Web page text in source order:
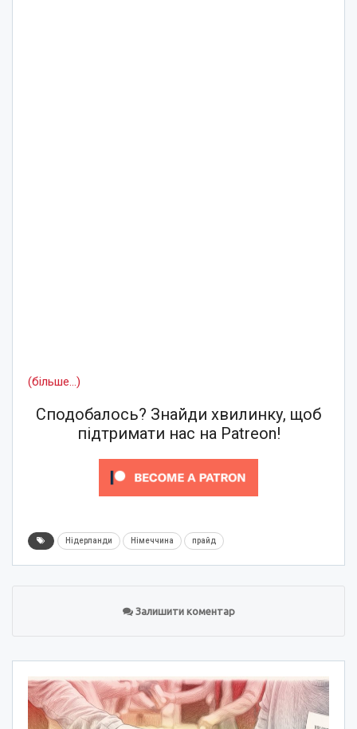
(більше…)
Сподобалось? Знайди хвилинку, щоб
підтримати нас на Patreon!
Нідерланди Німеччина прайд
Залишити коментар